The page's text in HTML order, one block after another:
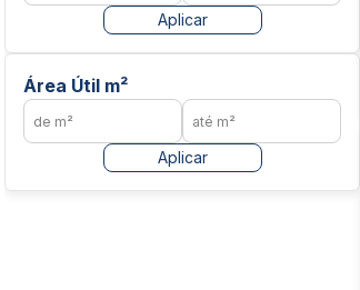
Aplicar
Área Útil m²
Aplicar